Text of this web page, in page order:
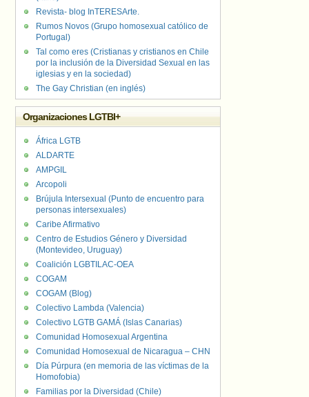
Revista- blog InTERESArte.
Rumos Novos (Grupo homosexual católico de
Portugal)
Tal como eres (Cristianas y cristianos en Chile
por la inclusión de la Diversidad Sexual en las
iglesias y en la sociedad)
The Gay Christian (en inglés)
Organizaciones LGTBI+
África LGTB
ALDARTE
AMPGIL
Arcopoli
Brújula Intersexual (Punto de encuentro para
personas intersexuales)
Caribe Afirmativo
Centro de Estudios Género y Diversidad
(Montevideo, Uruguay)
Coalición LGBTILAC-OEA
COGAM
COGAM (Blog)
Colectivo Lambda (Valencia)
Colectivo LGTB GAMÁ (Islas Canarias)
Comunidad Homosexual Argentina
Comunidad Homosexual de Nicaragua – CHN
Día Púrpura (en memoria de las víctimas de la
Homofobia)
Familias por la Diversidad (Chile)